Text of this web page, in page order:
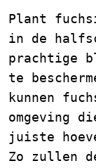
Plant
in de
prachtige
te
kunnen
omgeving
juiste
Zo zullen